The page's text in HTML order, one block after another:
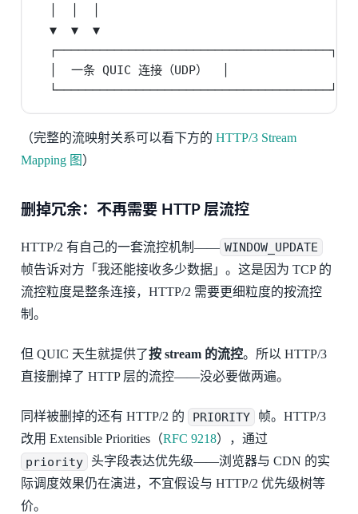
  ▼  ▼  ▼
  ┌──────────────────────────────────────┐
  │  一条 QUIC 连接（UDP）  │
  └──────────────────────────────────────┘
（完整的流映射关系可以看下方的 HTTP/3 Stream
Mapping 图 ）
删掉冗余：不再需要 HTTP 层流控
HTTP/2 有自己的一套流控机制—— WINDOW_UPDATE
帧告诉对方「我还能接收多少数据」。这是因为 TCP 的
流控粒度是整条连接，HTTP/2 需要更细粒度的按流控
制。
但 QUIC 天生就提供了按 stream 的流控。所以 HTTP/3
直接删掉了 HTTP 层的流控——没必要做两遍。
同样被删掉的还有 HTTP/2 的 PRIORITY
帧。HTTP/3
改用 Extensible Priorities（RFC 9218），通过
priority
头字段表达优先级——浏览器与 CDN 的实
际调度效果仍在演进，不宜假设与 HTTP/2 优先级树等
价。